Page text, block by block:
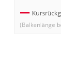
(Balkenlänge